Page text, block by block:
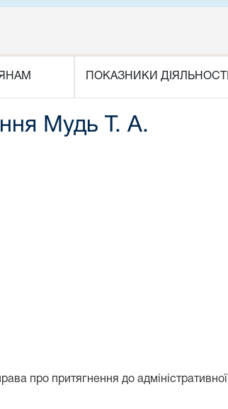
ПОКАЗНИКИ ДІЯЛЬНОСТІ
Мудь Т. А.
притягнення до адміністративної